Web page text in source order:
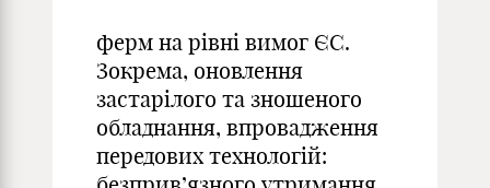
ферм на рівні вимог ЄС.
Зокрема, оновлення
застарілого та зношеного
обладнання, впровадження
передових технологій: